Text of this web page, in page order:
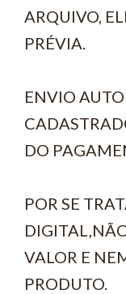
ARQUIVO,
PRÉVIA.
ENVIO
DO
POR SE
VALOR E
PRODUTO.